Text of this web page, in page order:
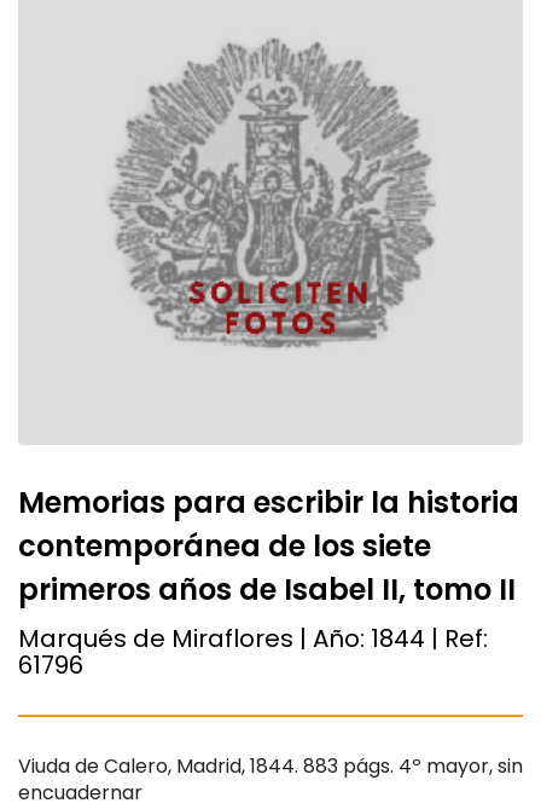
Memorias para escribir la historia
contemporánea de los siete
primeros años de Isabel II, tomo II
Marqués de Miraflores | Año: 1844 | Ref:
61796
Viuda de Calero, Madrid, 1844. 883 págs. 4º mayor, sin
encuadernar